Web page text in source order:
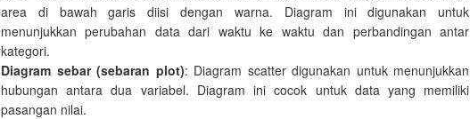
area di bawah garis diisi dengan warna. Diagram ini digunakan untuk
menunjukkan perubahan data dari waktu ke waktu dan perbandingan antar
kategori.
Diagram sebar (sebaran plot): Diagram scatter digunakan untuk menunjukkan
hubungan antara dua variabel. Diagram ini cocok untuk data yang memiliki
pasangan nilai.